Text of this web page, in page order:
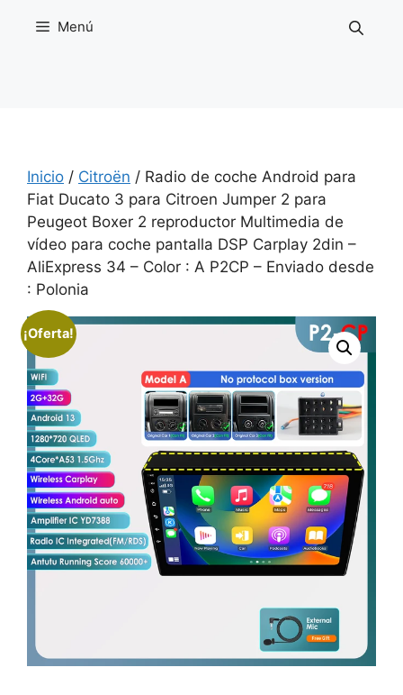
Menú
Inicio / Citroën / Radio de coche Android para
Fiat Ducato 3 para Citroen Jumper 2 para
Peugeot Boxer 2 reproductor Multimedia de
vídeo para coche pantalla DSP Carplay 2din –
AliExpress 34 – Color : A P2CP – Enviado desde
: Polonia
¡Oferta!